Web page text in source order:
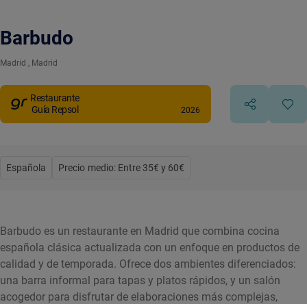
Barbudo
Madrid , Madrid
Restaurante
Guía Repsol
2026
Española Precio medio: Entre 35€ y 60€
Barbudo es un restaurante en Madrid que combina cocina
española clásica actualizada con un enfoque en productos de
calidad y de temporada. Ofrece dos ambientes diferenciados:
una barra informal para tapas y platos rápidos, y un salón
acogedor para disfrutar de elaboraciones más complejas,